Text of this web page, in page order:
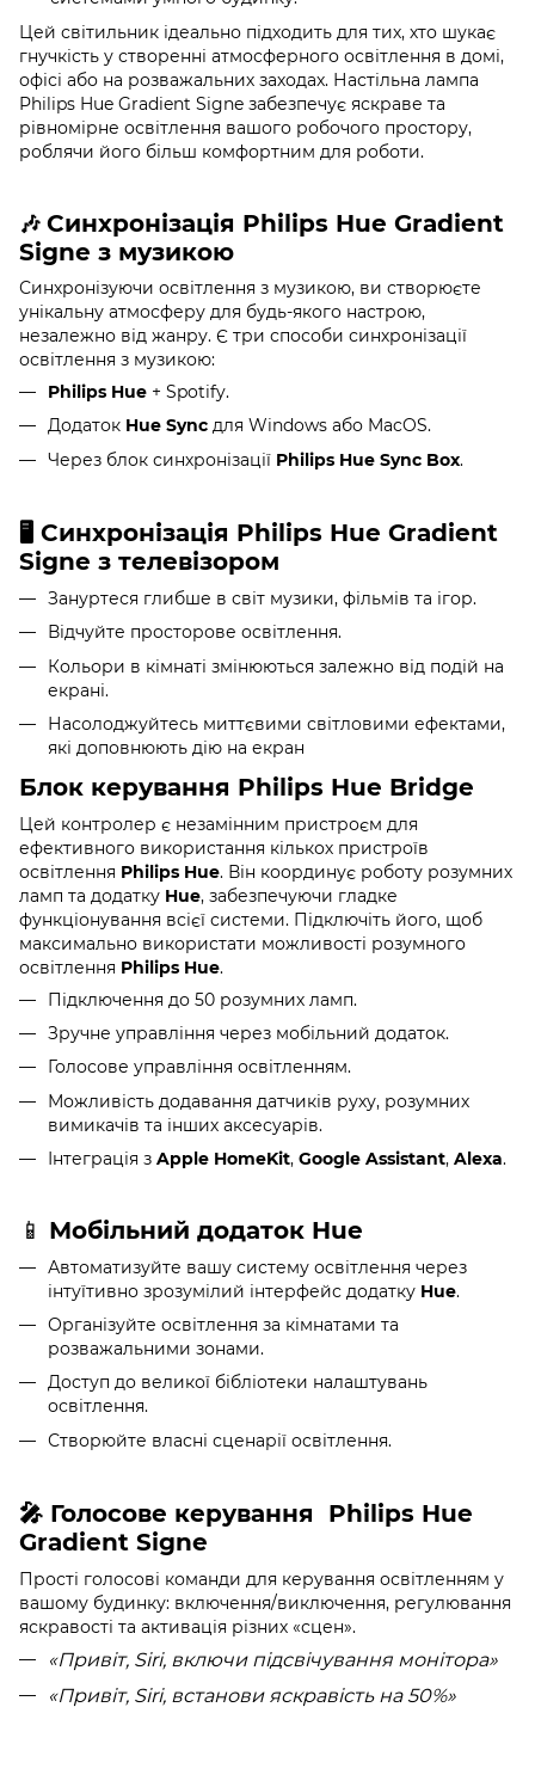
Цей світильник ідеально підходить для тих, хто шукає
гнучкість у створенні атмосферного освітлення в домі,
офісі або на розважальних заходах. Настільна лампа
Philips Hue Gradient Signe забезпечує яскраве та
рівномірне освітлення вашого робочого простору,
роблячи його більш комфортним для роботи.
🎶 Синхронізація Philips Hue Gradient
Signe з музикою
Синхронізуючи освітлення з музикою, ви створюєте
унікальну атмосферу для будь-якого настрою,
незалежно від жанру. Є три способи синхронізації
освітлення з музикою:
Philips Hue + Spotify.
Додаток Hue Sync для Windows або MacOS.
Через блок синхронізації Philips Hue Sync Box.
🖥 Синхронізація Philips Hue Gradient
Signe з телевізором
Зануртеся глибше в світ музики, фільмів та ігор.
Відчуйте просторове освітлення.
Кольори в кімнаті змінюються залежно від подій на
екрані.
Насолоджуйтесь миттєвими світловими ефектами,
які доповнюють дію на екран
Блок керування Philips Hue Bridge
Цей контролер є незамінним пристроєм для
ефективного використання кількох пристроїв
освітлення Philips Hue. Він координує роботу розумних
ламп та додатку Hue, забезпечуючи гладке
функціонування всієї системи. Підключіть його, щоб
максимально використати можливості розумного
освітлення Philips Hue.
Підключення до 50 розумних ламп.
Зручне управління через мобільний додаток.
Голосове управління освітленням.
Можливість додавання датчиків руху, розумних
вимикачів та інших аксесуарів.
Інтеграція з Apple HomeKit, Google Assistant, Alexa.
📱 Мобільний додаток Hue
Автоматизуйте вашу систему освітлення через
інтуїтивно зрозумілий інтерфейс додатку Hue.
Організуйте освітлення за кімнатами та
розважальними зонами.
Доступ до великої бібліотеки налаштувань
освітлення.
Створюйте власні сценарії освітлення.
🎤 Голосове керування Philips Hue
Gradient Signe
Прості голосові команди для керування освітленням у
вашому будинку: включення/виключення, регулювання
яскравості та активація різних «сцен».
«Привіт, Siri, включи підсвічування монітора»
«Привіт, Siri, встанови яскравість на 50%»